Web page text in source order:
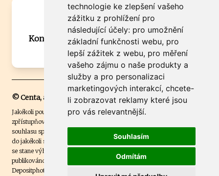
technologie ke zlepšení vašeho
zážitku z prohlížení pro
následující účely: pro umožnění
základní funkčnosti webu, pro
lepší zážitek z webu, pro měření
vašeho zájmu o naše produkty a
služby a pro personalizaci
marketingových interakcí, chcete-
li zobrazovat reklamy které jsou
pro vás relevantnější.
Souhlasím
Odmítám
Máte zajímavou informaci? Chcete
spolupracovat?
Kontaktujte šéfredaktora Martina Chalupu:
chalupa@ctidoma.cz
© Centa, a.s.
Jakékoli použití obsahu včetně převzetí, šíření či dalšího užití a
zpřístupňování textových či obrazových materiálů bez písemného
souhlasu společnosti Centa,a.s. je zakázáno. Čtenář svým přihlášením
do jakékoli soutěže na našem webu dává souhlas s tím, že v případě, že
se stane výhercem této soutěže, může být jeho jméno na webu
publikováno. Centa, a.s. využívala licenci ČTK a využívá fotografie z
Depositphotos